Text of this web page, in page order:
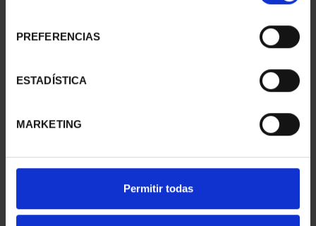
PREFERENCIAS
ESTADÍSTICA
MARKETING
Permitir todas
Sólo para usuarios
registrados
Sólo para usuarios
registrados